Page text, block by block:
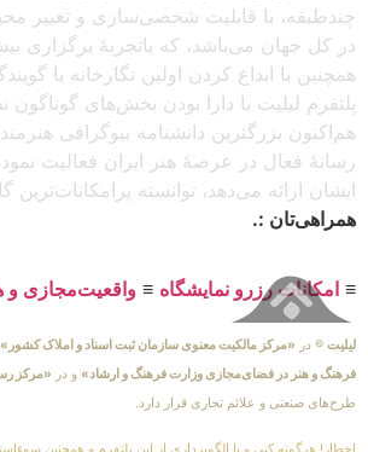
چندطبقه، با قابلیت شخصی‌سازی و تغییر
همچنین با ابداع کردن اولین نگارخانه با
پلتفرم لیلیت با دارا بودن بخش‌های
هم‌اکنون بزرگترین دانشنامه بیوگرافی
رسانهٔ فعال در عرصهٔ هنر ایران فعالیت
ایشان ارائه می‌دهد، توانسته
همراهی‌تان :.
≡ امکانات رزرو نمایشگاه ≡ واقعیت‌مجازی
لیلیت ® در «مرکز مالکیت معنوی سازمان ثبت اسناد و املاک کشور»
فرهنگ و هنر در فضای‌مجازی وزارت فرهنگ و ارشاد» و در «مرکز
طرح‌های صنعتی و علائم تجاری قرار دارد.